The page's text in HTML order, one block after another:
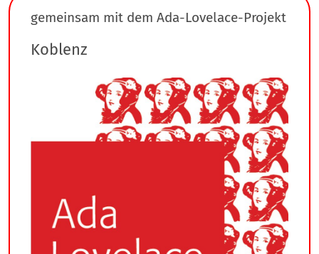
gemeinsam mit dem Ada-Lovelace-Projekt
Koblenz